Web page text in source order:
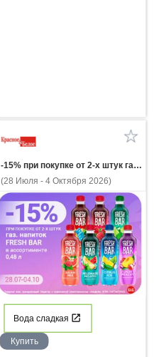
-15% при покупке от 2-х штук газ напиток FRESH BAR в ассортимент 0,48л
(28 Июля - 4 Октября 2026)
Вода сладкая
Купить